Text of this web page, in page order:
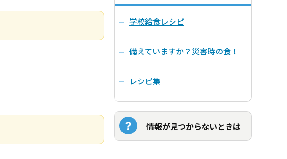
学校給食レシピ
備えていますか？災害時の食！
レシピ集
情報が見つからないときは